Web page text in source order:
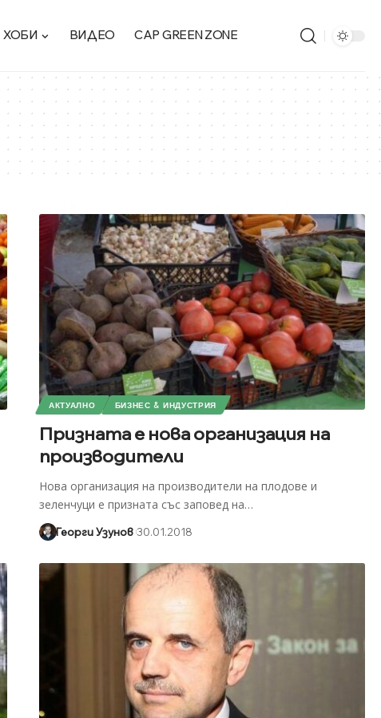
ХОБИ ВИДЕО CAP GREEN ZONE
АКТУАЛНО БИЗНЕС & ИНДУСТРИЯ
Призната е нова организация на
производители
Нова организация на производители на плодове и
зеленчуци е призната със заповед на…
Георги Узунов 30.01.2018